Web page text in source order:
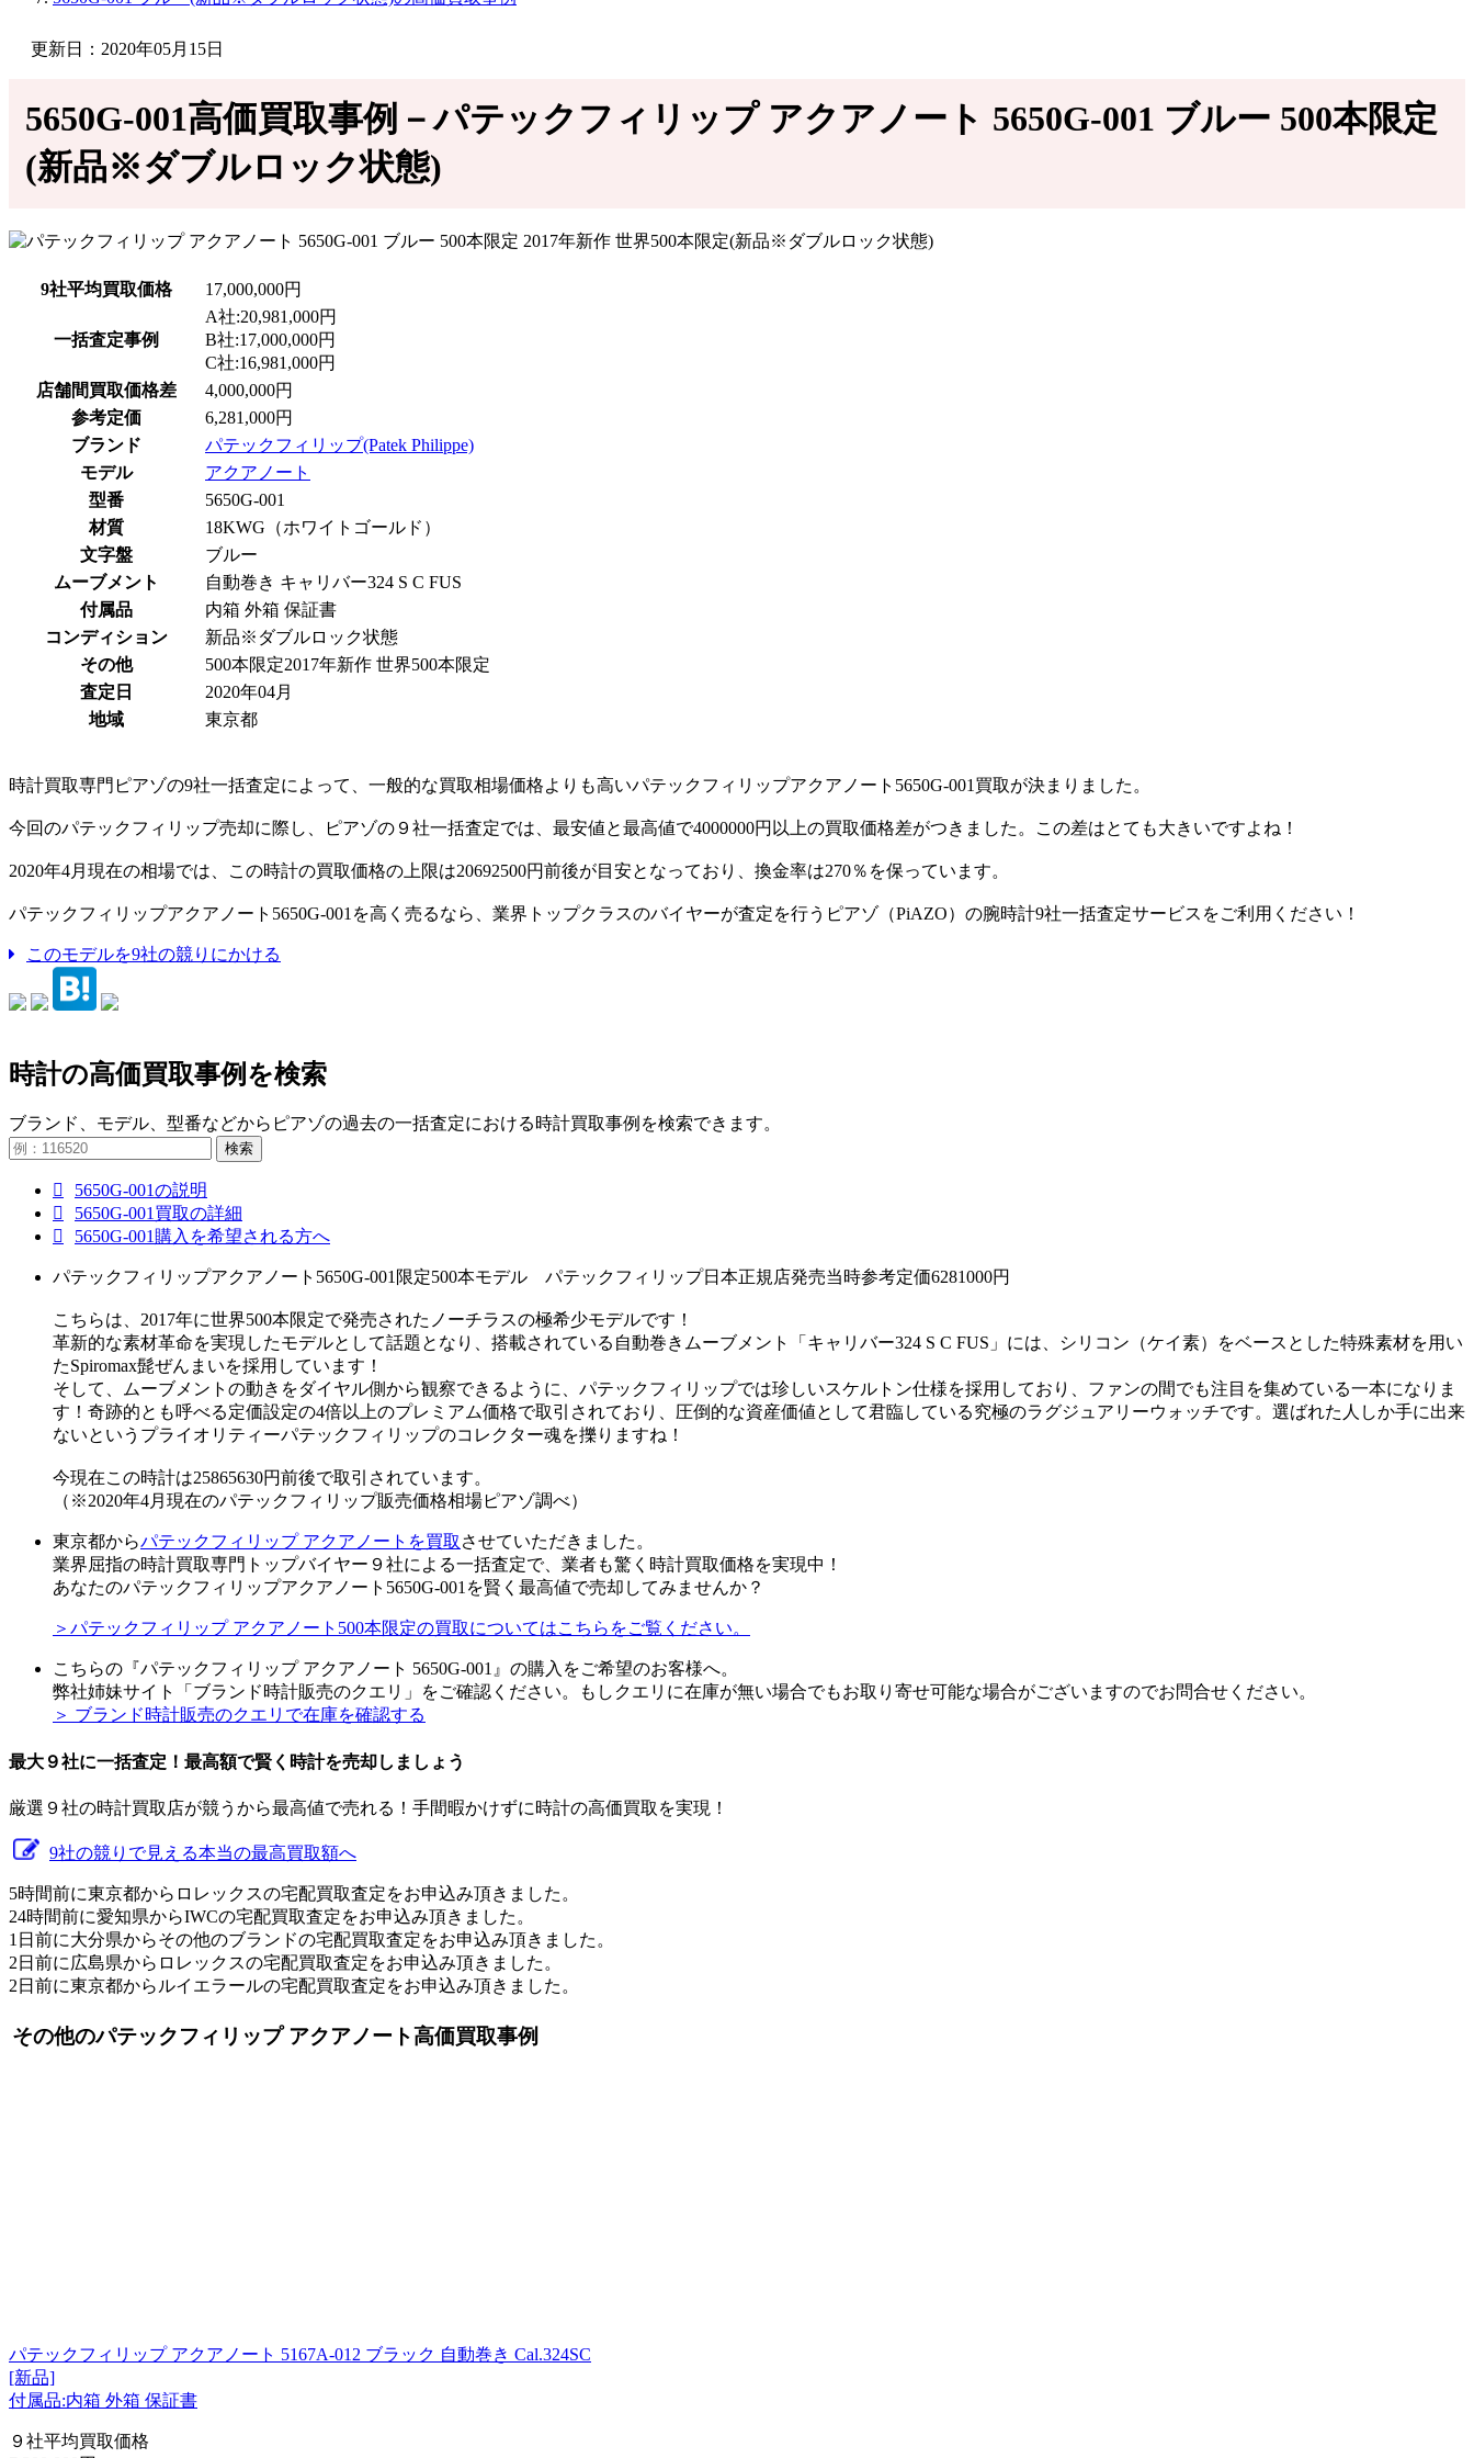
更新日：2020年05月15日
5650G-001高価買取事例－パテックフィリップ アクアノート 5650G-001 ブルー 500本限定
(新品※ダブルロック状態)
9社平均買取価格 17,000,000円
一括査定事例
A社:20,981,000円
B社:17,000,000円
C社:16,981,000円
店舗間買取価格差
4,000,000円
参考定価
6,281,000円
ブランド
パテックフィリップ(Patek Philippe)
モデル
アクアノート
型番
5650G-001
材質
18KWG（ホワイトゴールド）
文字盤
ブルー
ムーブメント
自動巻き キャリバー324 S C FUS
付属品
内箱 外箱 保証書
コンディション
新品※ダブルロック状態
その他
500本限定2017年新作 世界500本限定
査定日
2020年04月
地域
東京都
時計買取専門ピアゾの9社一括査定によって、一般的な買取相場価格よりも高いパテックフィリップアクアノート5650G-001買取が決まりました。
今回のパテックフィリップ売却に際し、ピアゾの９社一括査定では、最安値と最高値で4000000円以上の買取価格差がつきました。この差はとても大きいですよね！
2020年4月現在の相場では、この時計の買取価格の上限は20692500円前後が目安となっており、換金率は270％を保っています。
パテックフィリップアクアノート5650G-001を高く売るなら、業界トップクラスのバイヤーが査定を行うピアゾ（PiAZO）の腕時計9社一括査定サービスをご利用ください！
このモデルを9社の競りにかける
時計の高価買取事例を検索
ブランド、モデル、型番などからピアゾの過去の一括査定における時計買取事例を検索できます。
検索
5650G-001の説明
5650G-001買取の詳細
5650G-001購入を希望される方へ
パテックフィリップアクアノート5650G-001限定500本モデル パテックフィリップ日本正規店発売当時参考定価6281000円
こちらは、2017年に世界500本限定で発売されたノーチラスの極希少モデルです！
革新的な素材革命を実現したモデルとして話題となり、搭載されている自動巻きムーブメント「キャリバー324 S C FUS」には、シリコン（ケイ素）をベースとした特殊素材を用い
たSpiromax髭ぜんまいを採用しています！
そして、ムーブメントの動きをダイヤル側から観察できるように、パテックフィリップでは珍しいスケルトン仕様を採用しており、ファンの間でも注目を集めている一本になりま
す！奇跡的とも呼べる定価設定の4倍以上のプレミアム価格で取引されており、圧倒的な資産価値として君臨している究極のラグジュアリーウォッチです。選ばれた人しか手に出来
ないというプライオリティーパテックフィリップのコレクター魂を擽りますね！
今現在この時計は25865630円前後で取引されています。
（※2020年4月現在のパテックフィリップ販売価格相場ピアゾ調べ）
東京都からパテックフィリップ アクアノートを買取 させていただきました。
業界屈指の時計買取専門トップバイヤー９社による一括査定で、業者も驚く時計買取価格を実現中！
あなたのパテックフィリップアクアノート5650G-001を賢く最高値で売却してみませんか？
＞パテックフィリップ アクアノート500本限定の買取についてはこちらをご覧ください。
こちらの『パテックフィリップ アクアノート 5650G-001』の購入をご希望のお客様へ。
弊社姉妹サイト「ブランド時計販売のクエリ」をご確認ください。もしクエリに在庫が無い場合でもお取り寄せ可能な場合がございますのでお問合せください。
＞ ブランド時計販売のクエリで在庫を確認する
最大９社に一括査定！ 最高額で賢く時計を売却しましょう
厳選９社の時計買取店が競うから最高値で売れる！手間暇かけずに時計の高価買取を実現！
9社の競りで見える本当の最高買取額へ
5時間前に東京都からロレックスの宅配買取査定をお申込み頂きました。
24時間前に愛知県からIWCの宅配買取査定をお申込み頂きました。
1日前に大分県からその他のブランドの宅配買取査定をお申込み頂きました。
2日前に広島県からロレックスの宅配買取査定をお申込み頂きました。
2日前に東京都からルイエラールの宅配買取査定をお申込み頂きました。
その他のパテックフィリップ アクアノート高価買取事例
パテックフィリップ アクアノート 5167A-012 ブラック 自動巻き Cal.324SC
[新品]
付属品:内箱 外箱 保証書
９社平均買取価格